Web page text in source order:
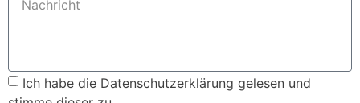
Ich habe die Datenschutzerklärung gelesen und